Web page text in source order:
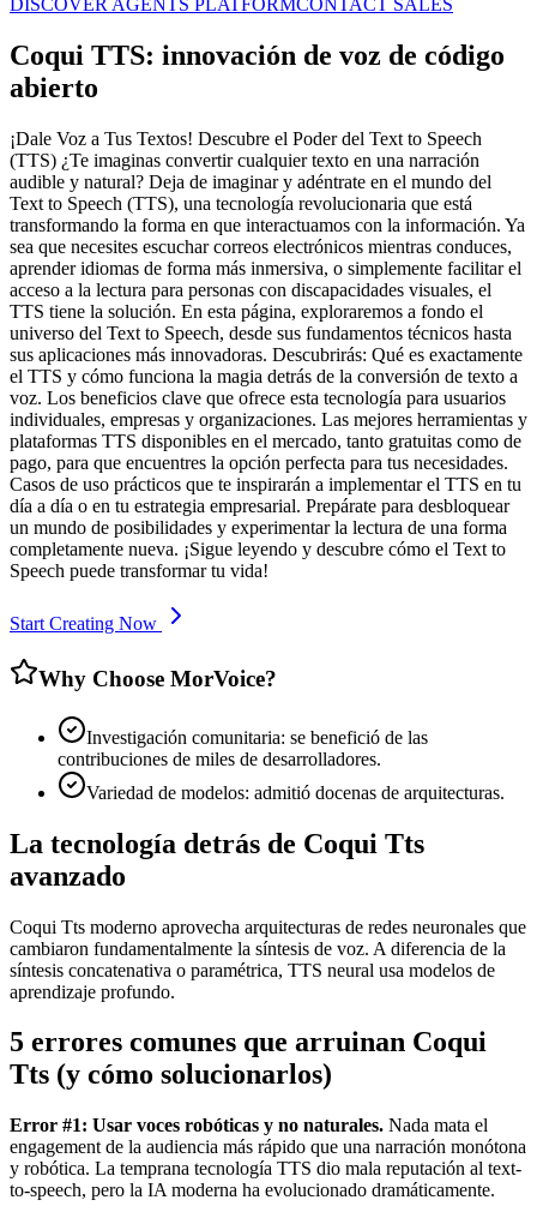
DISCOVER AGENTS PLATFORMCONTACT SALES
Coqui TTS: innovación de voz de código
abierto
¡Dale Voz a Tus Textos! Descubre el Poder del Text to Speech
(TTS) ¿Te imaginas convertir cualquier texto en una narración
audible y natural? Deja de imaginar y adéntrate en el mundo del
Text to Speech (TTS), una tecnología revolucionaria que está
transformando la forma en que interactuamos con la información. Ya
sea que necesites escuchar correos electrónicos mientras conduces,
aprender idiomas de forma más inmersiva, o simplemente facilitar el
acceso a la lectura para personas con discapacidades visuales, el
TTS tiene la solución. En esta página, exploraremos a fondo el
universo del Text to Speech, desde sus fundamentos técnicos hasta
sus aplicaciones más innovadoras. Descubrirás: Qué es exactamente
el TTS y cómo funciona la magia detrás de la conversión de texto a
voz. Los beneficios clave que ofrece esta tecnología para usuarios
individuales, empresas y organizaciones. Las mejores herramientas y
plataformas TTS disponibles en el mercado, tanto gratuitas como de
pago, para que encuentres la opción perfecta para tus necesidades.
Casos de uso prácticos que te inspirarán a implementar el TTS en tu
día a día o en tu estrategia empresarial. Prepárate para desbloquear
un mundo de posibilidades y experimentar la lectura de una forma
completamente nueva. ¡Sigue leyendo y descubre cómo el Text to
Speech puede transformar tu vida!
Start Creating Now
Why Choose MorVoice?
Investigación comunitaria: se benefició de las
contribuciones de miles de desarrolladores.
Variedad de modelos: admitió docenas de arquitecturas.
La tecnología detrás de Coqui Tts
avanzado
Coqui Tts moderno aprovecha arquitecturas de redes neuronales que
cambiaron fundamentalmente la síntesis de voz. A diferencia de la
síntesis concatenativa o paramétrica, TTS neural usa modelos de
aprendizaje profundo.
5 errores comunes que arruinan Coqui
Tts (y cómo solucionarlos)
Error #1: Usar voces robóticas y no naturales. Nada mata el
engagement de la audiencia más rápido que una narración monótona
y robótica. La temprana tecnología TTS dio mala reputación al text-
to-speech, pero la IA moderna ha evolucionado dramáticamente.